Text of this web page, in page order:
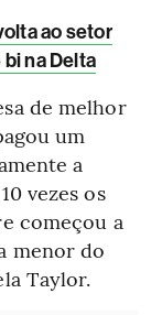
ao setor
na Delta
de melhor
um
a
vezes os
começou a
menor do
Taylor.